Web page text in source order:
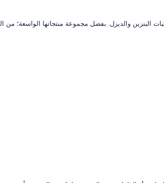
والديزل. بفضل مجموعة منتجاتها الواسعة؛ من